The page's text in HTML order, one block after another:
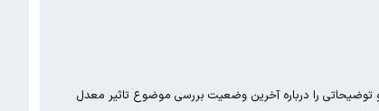
توضیحاتی را درباره آخرین وضعیت بررسی موضوع تاثیر معدل